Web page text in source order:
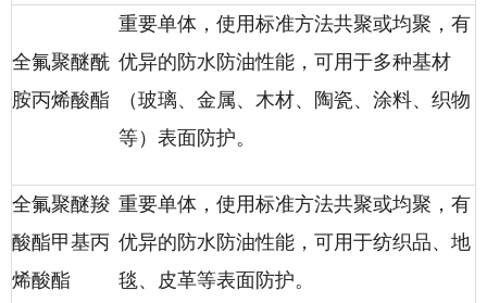
全氟聚醚酰
胺丙烯酸酯
重要单体，使用标准方法共聚或均聚，有
优异的防水防油性能，可用于多种基材
（玻璃、金属、木材、陶瓷、涂料、织物
等）表面防护。
全氟聚醚羧
酸酯甲基丙
烯酸酯
重要单体，使用标准方法共聚或均聚，有
优异的防水防油性能，可用于纺织品、地
毯、皮革等表面防护。